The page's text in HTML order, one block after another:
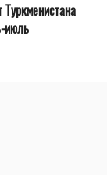
июль